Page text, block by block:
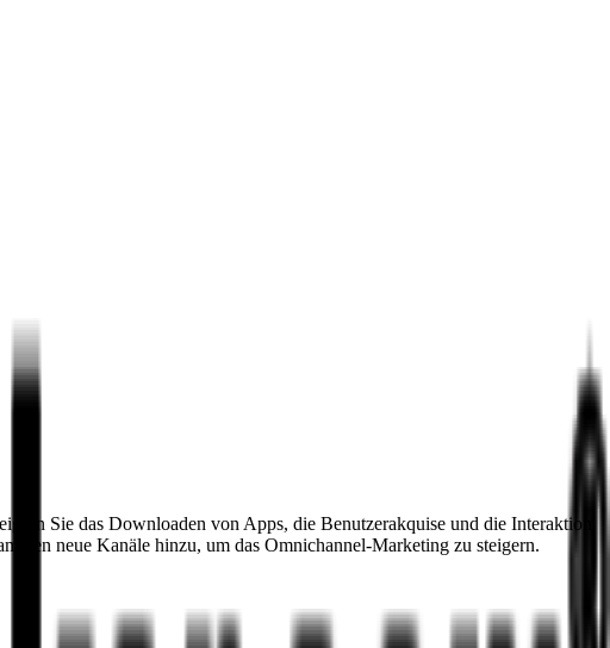
Sie das Downloaden von Apps, die Benutzerakquise und die Interaktion
neue Kanäle hinzu, um das Omnichannel-Marketing zu steigern.